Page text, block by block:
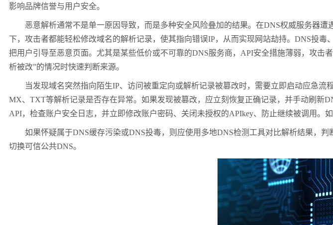
影响品牌信誉与用户安全。
恶意解析通常不是单一原因导致，而是多种安全风险叠加的结果。在DNS权威服务器遭
下，攻击者都能轻松修改域名的解析记录，使其指向错误IP，从而实现网站劫持。DNS投
把用户引导至恶意页面。尤其是某些低价或不可靠的DNS服务商，API安全措施薄弱，攻
析被改”的情况时快速判断来源。
当发现域名突然指向陌生IP、访问被重定向或解析记录被篡改时，需要立即启动应急流
MX、TXT等解析记录是否存在异常。如果发现被篡改，应立刻恢复正确记录，并手动刷新
API，检查账户安全日志，并立即修改账户密码、关闭未授权的APIkey、防止继续被调用。
如果怀疑属于DNS缓存污染或DNS投毒，则应使用多地DNS检测工具对比解析结果，判
切换可信公共DNS。